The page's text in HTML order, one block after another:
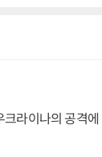
라이나의 공격에